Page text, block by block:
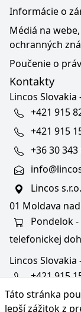
Táto stránka
lepší zážitok z
Informácie o
Médiá na
ochranných
Poučenie o
Kontakty
Lincos Slovakia
+421 915
+421 915
+36 30 343
Lincos
01 Moldava
Pondelok -
telefonickej
Lincos Slovakia
+421 915
+36/30